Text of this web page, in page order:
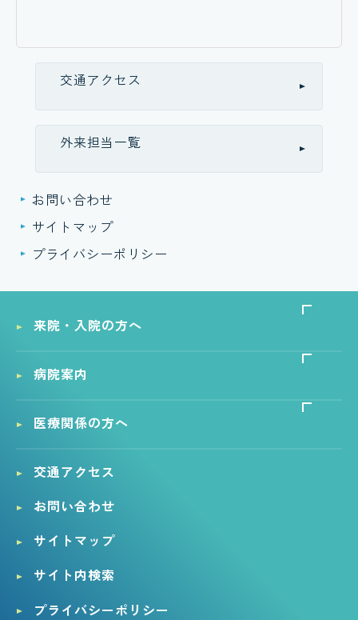
交通アクセス
外来担当一覧
お問い合わせ
サイトマップ
プライバシーポリシー
来院・入院の方へ
病院案内
医療関係の方へ
交通アクセス
お問い合わせ
サイトマップ
サイト内検索
プライバシーポリシー